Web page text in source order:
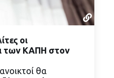
οι
των ΚΑΠΗ στον
θα